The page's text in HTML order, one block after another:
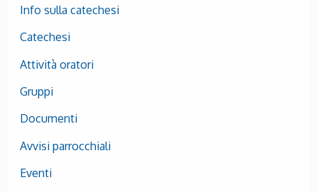
Info sulla catechesi
Catechesi
Attività oratori
Gruppi
Documenti
Avvisi parrocchiali
Eventi